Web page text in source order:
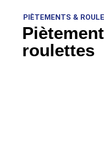
PIÈTEMENTS &
roulettes